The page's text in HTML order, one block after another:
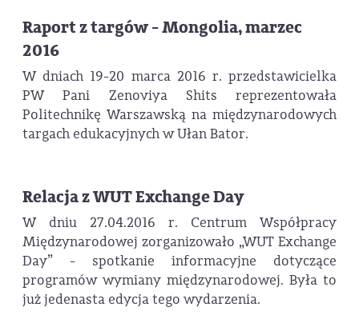
Raport z targów - Mongolia, marzec
2016
W dniach 19-20 marca 2016 r. przedstawicielka
PW Pani Zenoviya Shits reprezentowała
Politechnikę Warszawską na międzynarodowych
targach edukacyjnych w Ułan Bator.
Relacja z WUT Exchange Day
W dniu 27.04.2016 r. Centrum Współpracy
Międzynarodowej zorganizowało „WUT Exchange
Day” - spotkanie informacyjne dotyczące
programów wymiany międzynarodowej. Była to
już jedenasta edycja tego wydarzenia.